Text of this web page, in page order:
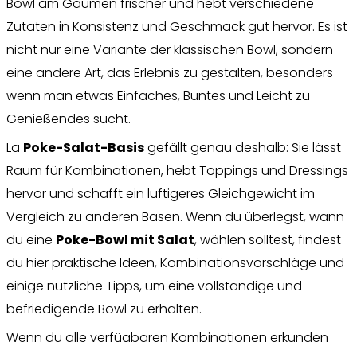
Bowl am Gaumen frischer und hebt verschiedene
Zutaten in Konsistenz und Geschmack gut hervor. Es ist
nicht nur eine Variante der klassischen Bowl, sondern
eine andere Art, das Erlebnis zu gestalten, besonders
wenn man etwas Einfaches, Buntes und Leicht zu
Genießendes sucht.
La Poke-Salat-Basisgefällt genau deshalb: Sie lässt
Raum für Kombinationen, hebt Toppings und Dressings
hervor und schafft ein luftigeres Gleichgewicht im
Vergleich zu anderen Basen. Wenn du überlegst, wann
du eine Poke-Bowl mit Salat, wählen solltest, findest
du hier praktische Ideen, Kombinationsvorschläge und
einige nützliche Tipps, um eine vollständige und
befriedigende Bowl zu erhalten.
Wenn du alle verfügbaren Kombinationen erkunden